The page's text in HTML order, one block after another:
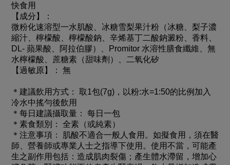
快食用
【成分】：
微粉化速溶型一水肌酸、冰糖雪梨果汁粉（冰糖、梨子濃
縮汁、檸檬酸、檸檬酸鈉、辛烯基丁二酸鈉澱粉、香料、
DL- 蘋果酸、阿拉伯膠）、Promitor 水溶性膳食纖維、無
水檸檬酸、蔗糖素（甜味劑）、二氧化矽
【過敏原】： 無
＊建議飲用方式： 取1包(7g)，以粉:水=1:50的比例加入
冷水中搖勻後飲用
＊每日建議攝取量： 每日一包
＊素食類別： 全素（或純素）
＊注意事項： 肌酸不適合一般人食用。如擬食用，須在醫
師、營養師或專業人士之指導下使用。使用不當，可能產
生之副作用包括：造成肌肉裂傷；產生體水滯留，增加心